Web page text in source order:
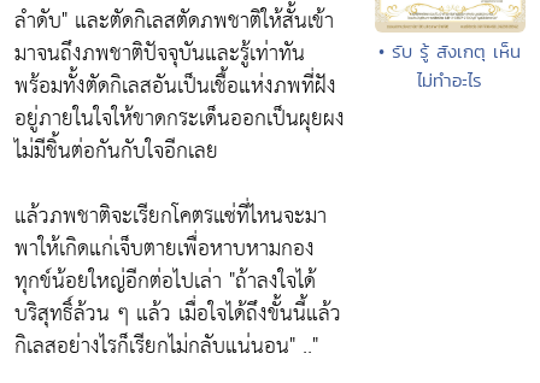
ลำดับ" และตัดกิเลสตัดภพชาติให้สั้นเข้า
มาจนถึงภพชาติปัจจุบันและรู้เท่าทัน
พร้อมทั้งตัดกิเลสอันเป็นเชื้อแห่งภพที่ฝัง
อยู่ภายในใจให้ขาดกระเด็นออกเป็นผุยผง
ไม่มีชิ้นต่อกันกับใจอีกเลย
แล้วภพชาติจะเรียกโคตรแซ่ที่ไหนจะมา
พาให้เกิดแก่เจ็บตายเพื่อหาบหามกอง
ทุกข์น้อยใหญ่อีกต่อไปเล่า "ถ้าลงใจได้
บริสุทธิ์ล้วน ๆ แล้ว เมื่อใจได้ถึงขั้นนี้แล้ว
กิเลสอย่างไรก็เรียกไม่กลับแน่นอน" .."
• รับ รู้ สังเกตุ เห็น
ไม่ทำอะไร